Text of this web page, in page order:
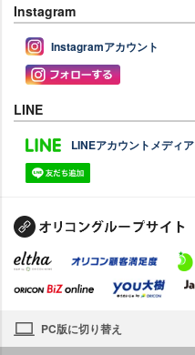
Instagram
Instagramアカウント
LINE
LINEアカウントメディア
PC版に切り替え